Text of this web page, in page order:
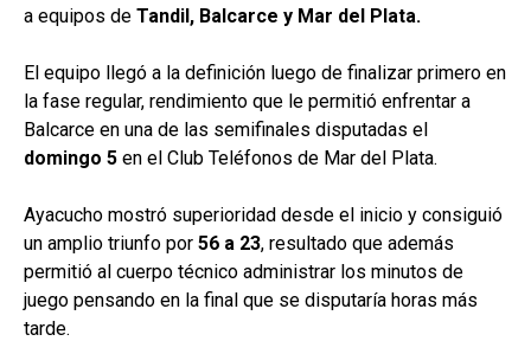
a equipos de Tandil, Balcarce y Mar del Plata.
El equipo llegó a la definición luego de finalizar primero en
la fase regular, rendimiento que le permitió enfrentar a
Balcarce en una de las semifinales disputadas el
domingo 5 en el Club Teléfonos de Mar del Plata.
Ayacucho mostró superioridad desde el inicio y consiguió
un amplio triunfo por 56 a 23, resultado que además
permitió al cuerpo técnico administrar los minutos de
juego pensando en la final que se disputaría horas más
tarde.